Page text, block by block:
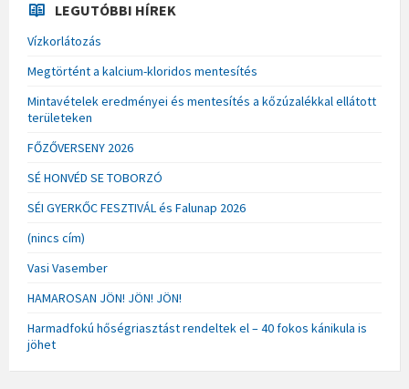
LEGUTÓBBI HÍREK
Vízkorlátozás
Megtörtént a kalcium-kloridos mentesítés
Mintavételek eredményei és mentesítés a kőzúzalékkal ellátott
területeken
FŐZŐVERSENY 2026
SÉ HONVÉD SE TOBORZÓ
SÉI GYERKŐC FESZTIVÁL és Falunap 2026
(nincs cím)
Vasi Vasember
HAMAROSAN JÖN! JÖN! JÖN!
Harmadfokú hőségriasztást rendeltek el – 40 fokos kánikula is
jöhet